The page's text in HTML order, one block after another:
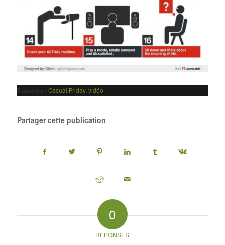
Etiquettes : Casual Friday, vidéo
Partager cette publication
0
RÉPONSES